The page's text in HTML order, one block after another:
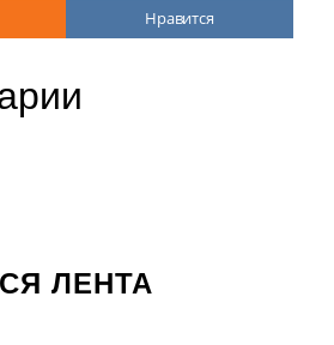
Нравится
ЛЕНТА